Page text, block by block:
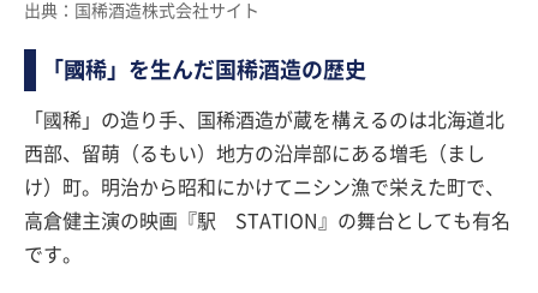
出典：国稀酒造株式会社サイト
「國稀」を生んだ国稀酒造の歴史
「國稀」の造り手、国稀酒造が蔵を構えるのは北海道北
西部、留萌（るもい）地方の沿岸部にある増毛（まし
け）町。明治から昭和にかけてニシン漁で栄えた町で、
高倉健主演の映画『駅 STATION』の舞台としても有名
です。